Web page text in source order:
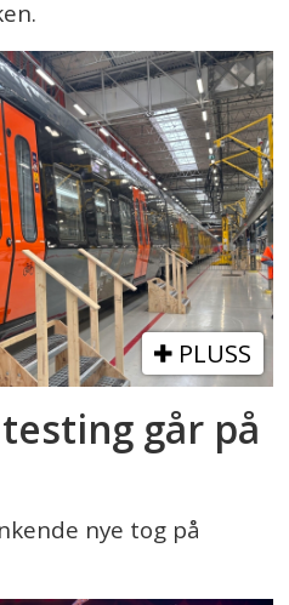
PLUSS
går på
nye tog på